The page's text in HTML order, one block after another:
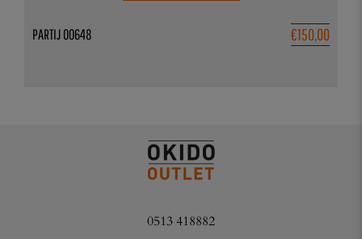
€150,00
PARTIJ 00648
0513 418882